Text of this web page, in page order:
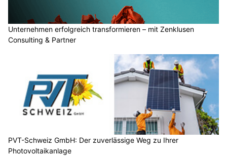
Unternehmen erfolgreich transformieren – mit Zenklusen
Consulting & Partner
PVT-Schweiz GmbH: Der zuverlässige Weg zu Ihrer
Photovoltaikanlage